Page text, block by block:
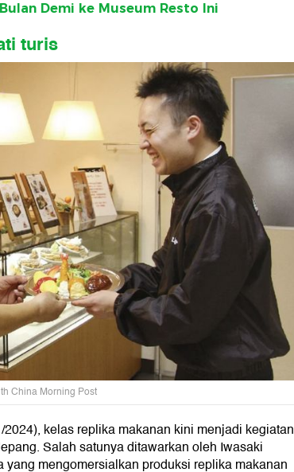
Demi ke Museum Resto Ini
turis
China Morning Post
kelas replika makanan kini menjadi kegiatan
Salah satunya ditawarkan oleh Iwasaki
mengomersialkan produksi replika makanan